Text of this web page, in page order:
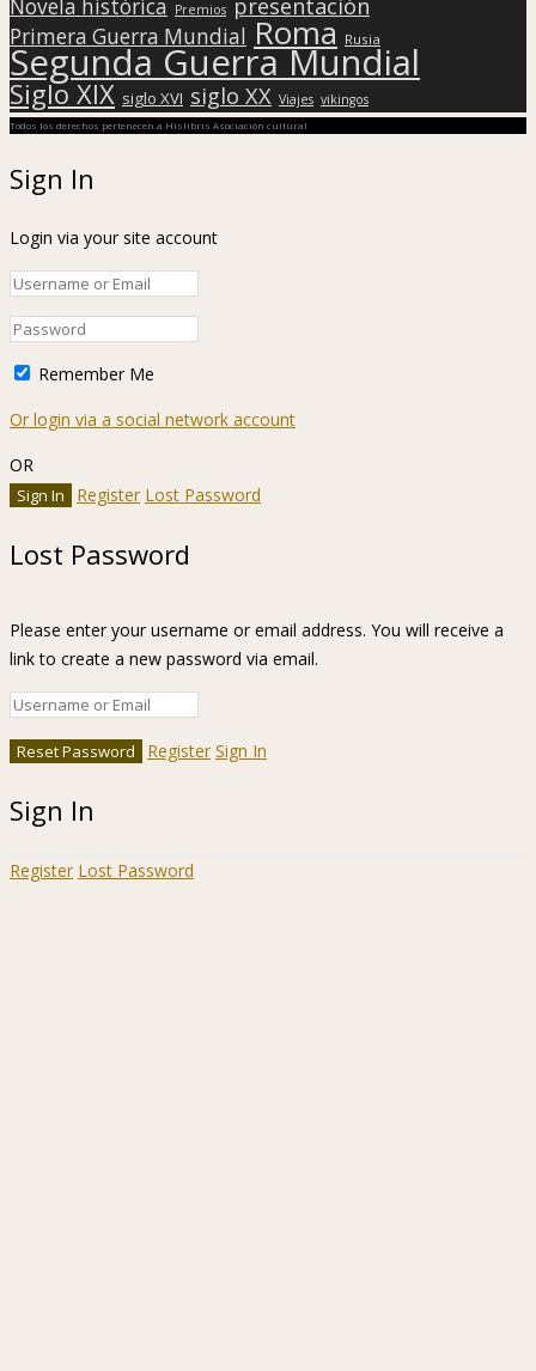
Novela histórica Premios
Primera Guerra Mundial Roma Rusia
Segunda Guerra Mundial
Siglo XIX siglo XVI siglo XX Viajes vikingos
Todos los derechos pertenecen a Hislibris Asociación cultural
Sign In
Login via your site account
Remember Me
Or login via a social network account
OR
Register Lost Password
Lost Password
Please enter your username or email address. You will receive a
link to create a new password via email.
Register Sign In
Sign In
Register Lost Password